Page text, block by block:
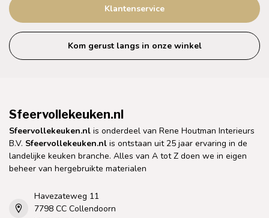
Klantenservice
Kom gerust langs in onze winkel
Sfeervollekeuken.nl
Sfeervollekeuken.nl is onderdeel van Rene Houtman Interieurs
B.V. Sfeervollekeuken.nl is ontstaan uit 25 jaar ervaring in de
landelijke keuken branche. Alles van A tot Z doen we in eigen
beheer van hergebruikte materialen
Havezateweg 11
7798 CC Collendoorn